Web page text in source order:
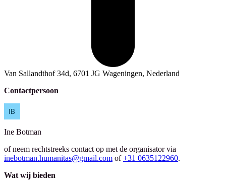
Van Sallandthof 34d, 6701 JG Wageningen, Nederland
Contactpersoon
Ine Botman
of neem rechtstreeks contact op met de organisator via
inebotman.humanitas@gmail.com of +31 0635122960.
Wat wij bieden